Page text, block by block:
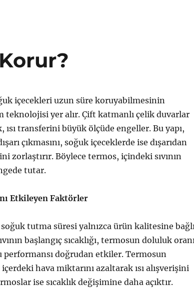
içecekleri uzun süre koruyabilmesinin
teknolojisi yer alır. Çift katmanlı çelik duvarlar
ısı transferini büyük ölçüde engeller. Bu yapı,
çıkmasını, soğuk içeceklerde ise dışarıdan
zorlaştırır. Böylece termos, içindeki sıvının
tutar.
Etkileyen Faktörler
tutma süresi yalnızca ürün kalitesine
başlangıç sıcaklığı, termosun doluluk
performansı doğrudan etkiler. Termosun
hava miktarını azaltarak ısı alışverişini
ise sıcaklık değişimine daha açıktır.